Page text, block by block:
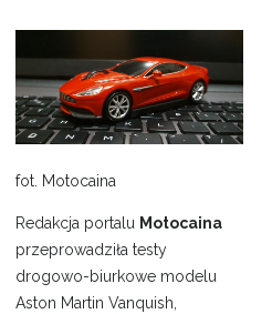
fot. Motocaina
Redakcja portalu Motocaina
przeprowadziła testy
drogowo-biurkowe modelu
Aston Martin Vanquish,